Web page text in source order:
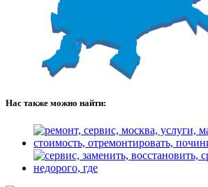
Нас также можно найти: